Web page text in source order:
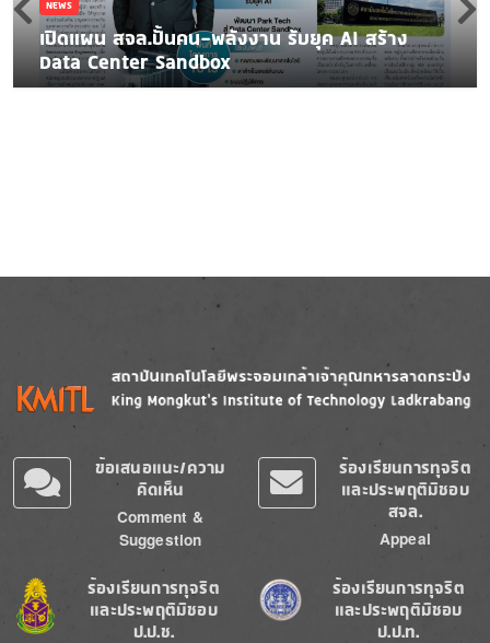
NEWS
เปิดแผน สจล.ปั้นคน-พลังงาน รับยุค AI สร้าง
Data Center Sandbox
Image
ข้อเสนอแนะ/ความ
คิดเห็น
Comment &
Suggestion
ร้องเรียนการทุจริต
และประพฤติมิชอบ
สจล.
Appeal
Image
ร้องเรียนการทุจริต
และประพฤติมิชอบ
ป.ป.ช.
Image
ร้องเรียนการทุจริต
และประพฤติมิชอบ
ป.ป.ท.